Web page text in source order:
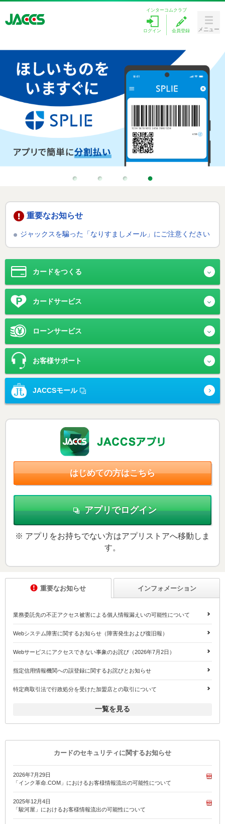
インターコムクラブ
ログイン 会員登録 メニュー
ラブリィポイント
キャンペーン
ローンを探す
カードサービス
お客様サポート
1 2 3 4
重要なお知らせ
ジャックスを騙った「なりすましメール」にご注意ください
カードをつくる
カードサービス
ローンサービス
お客様サポート
JACCSモール
はじめての方はこちら
アプリでログイン
※ アプリをお持ちでない方はアプリストアへ移動しま
す。
重要なお知らせ インフォメーション
業務委託先の不正アクセス被害による個人情報漏えいの可能性について
Webシステム障害に関するお知らせ（障害発生および復旧報）
Webサービスにアクセスできない事象のお詫び（2026年7月2日）
指定信用情報機関への誤登録に関するお詫びとお知らせ
特定商取引法で行政処分を受けた加盟店との取引について
一覧を見る
カードのセキュリティに関するお知らせ
2026年7月29日
「インク革命.COM」におけるお客様情報流出の可能性について
2025年12月4日
「駿河屋」におけるお客様情報流出の可能性について